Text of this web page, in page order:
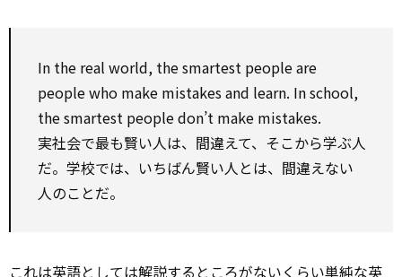
In the real world, the smartest people are
people who make mistakes and learn. In school,
the smartest people don’t make mistakes.
実社会で最も賢い人は、間違えて、そこから学ぶ人
だ。学校では、いちばん賢い人とは、間違えない
人のことだ。
これは英語としては解説するところがないくらい単純な英